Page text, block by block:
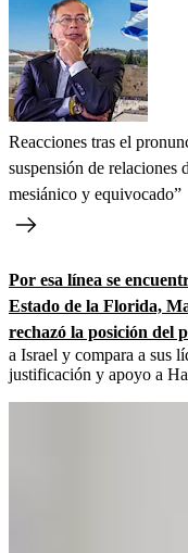
Reacciones tras el
suspensión de relaciones
mesiánico y equivocado”
Por esa línea se
Estado de la Florida,
rechazó la posición del
a Israel y compara a sus
justificación y apoyo a